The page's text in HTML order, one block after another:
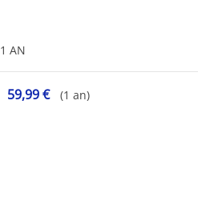
1 AN
59,99 € (1 an)